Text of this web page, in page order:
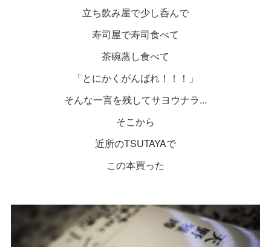
立ち飲み屋で少し呑んで
寿司屋で寿司食べて
茶碗蒸し食べて
「とにかくがんばれ！！！」
そんな一言を残してサヨウナラ...
そこから
近所のTSUTAYAで
この本買った